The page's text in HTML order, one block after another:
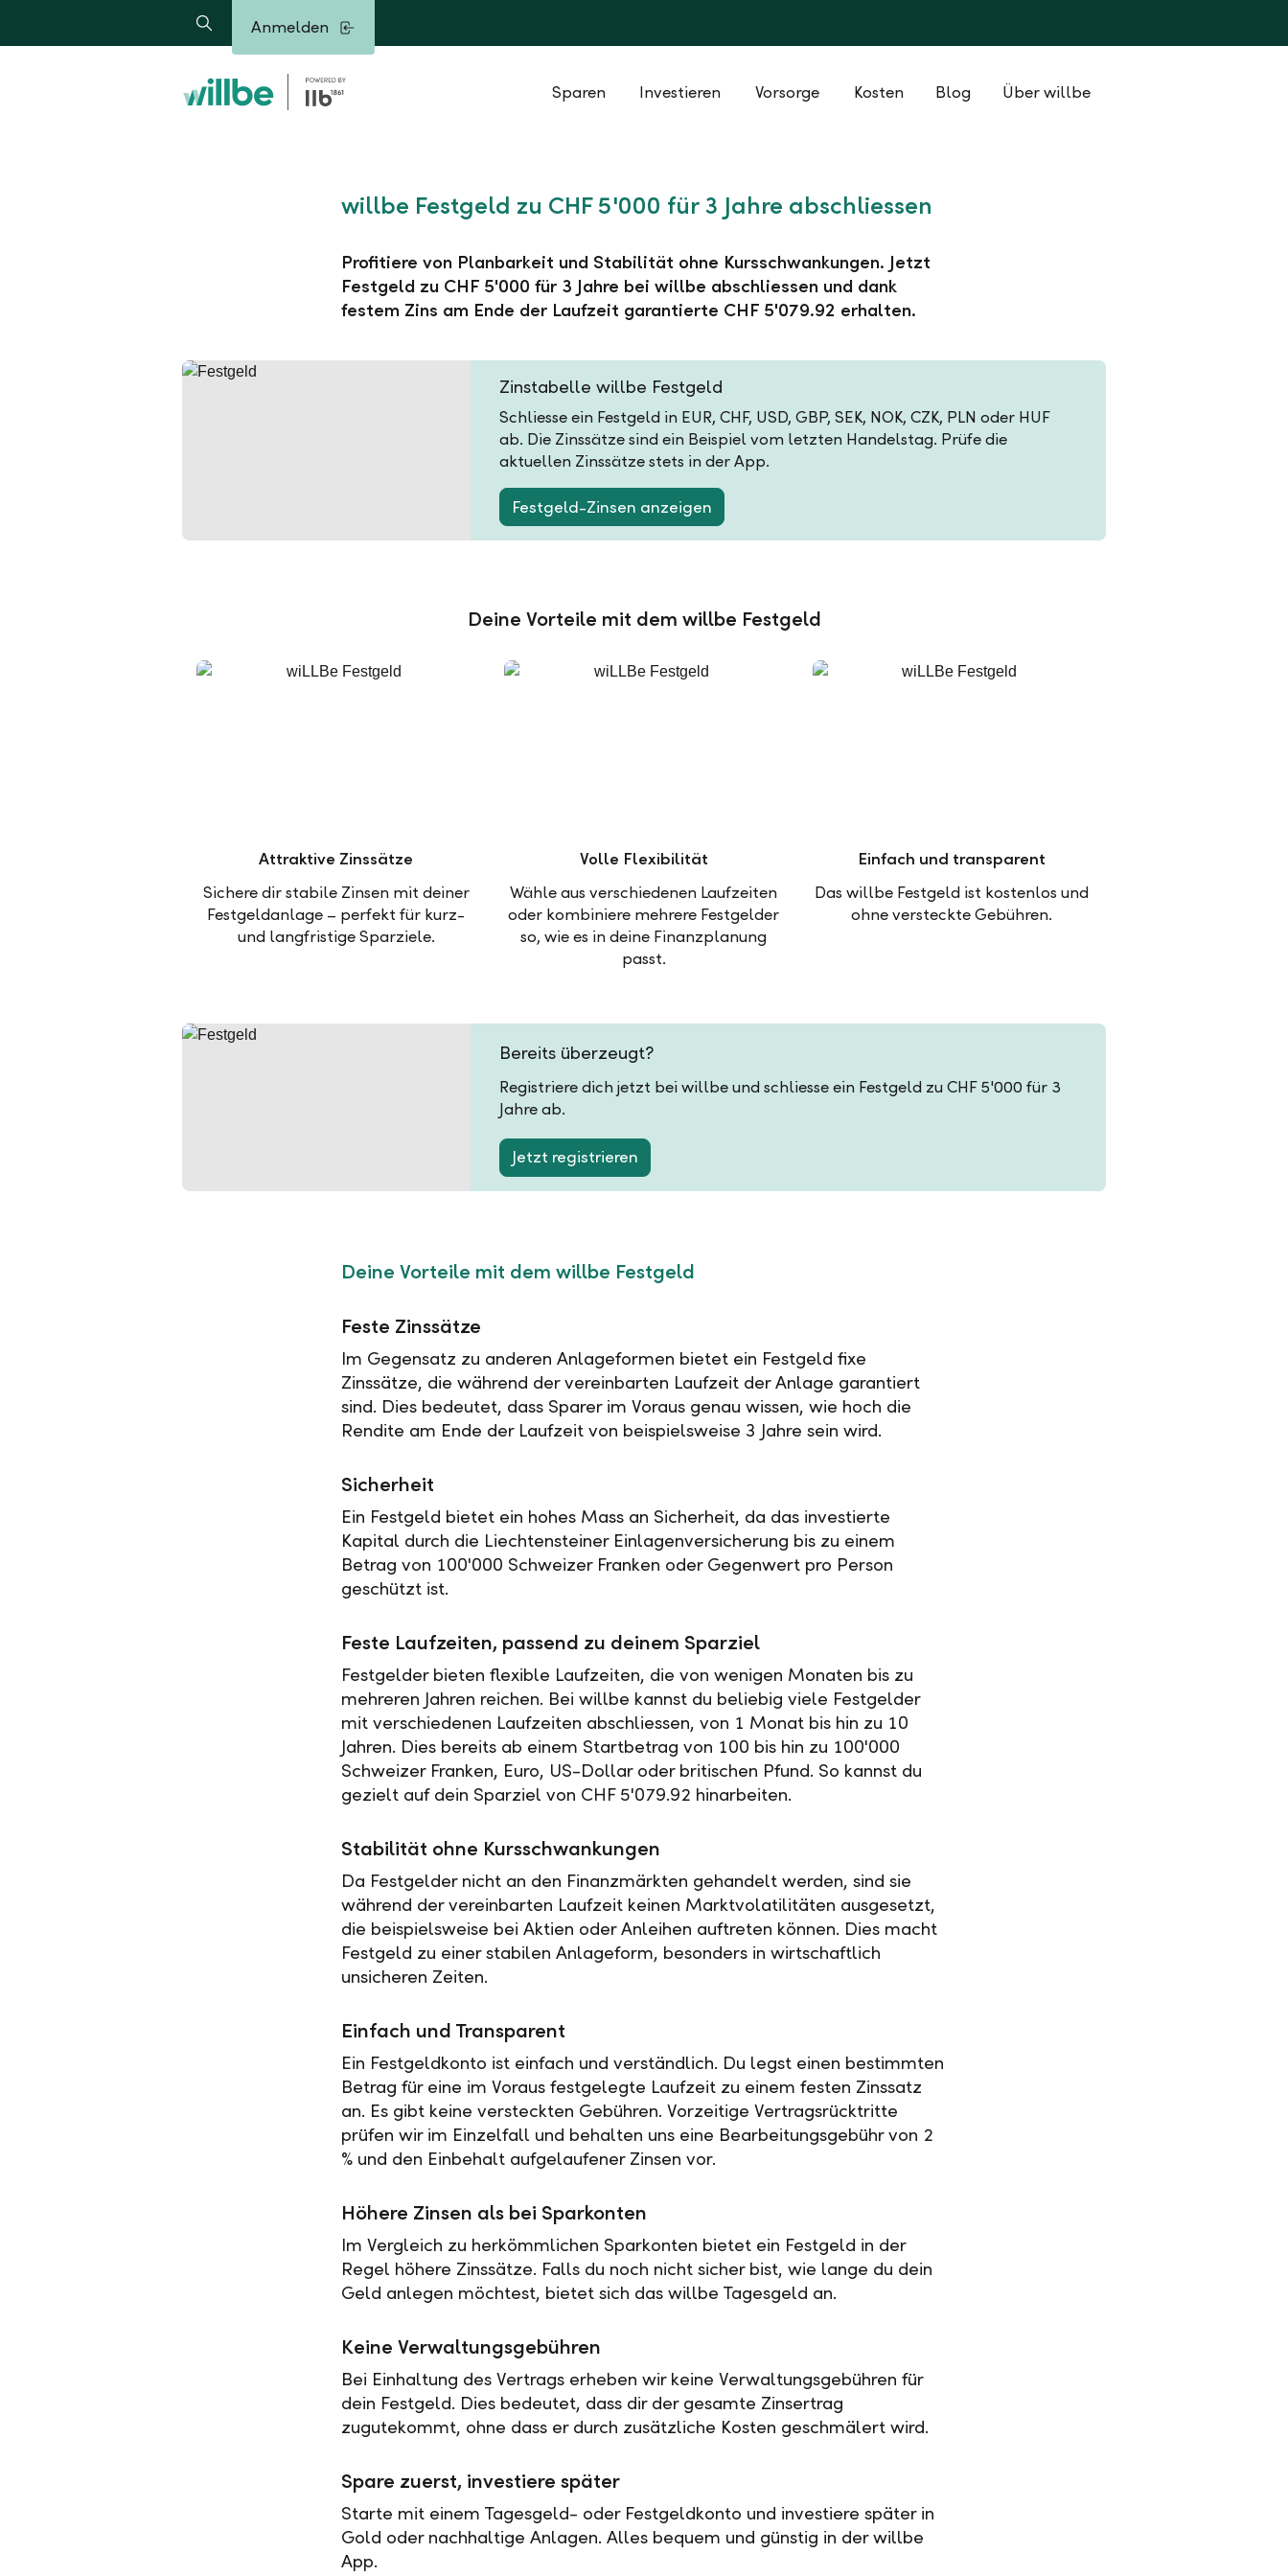
Suche Anmelden
Sparen Investieren Vorsorge Kosten Blog Über willbe
willbe Festgeld zu CHF 5'000 für 3 Jahre abschliessen
Profitiere von Planbarkeit und Stabilität ohne Kursschwankungen. Jetzt
Festgeld zu CHF 5'000 für 3 Jahre bei willbe abschliessen und dank
festem Zins am Ende der Laufzeit garantierte CHF 5'079.92 erhalten.
Zinstabelle willbe Festgeld
Schliesse ein Festgeld in EUR, CHF, USD, GBP, SEK, NOK, CZK, PLN oder HUF
ab. Die Zinssätze sind ein Beispiel vom letzten Handelstag. Prüfe die
aktuellen Zinssätze stets in der App.
Festgeld-Zinsen anzeigen
Deine Vorteile mit dem willbe Festgeld
Attraktive Zinssätze
Sichere dir stabile Zinsen mit deiner
Festgeldanlage – perfekt für kurz-
und langfristige Sparziele.
Volle Flexibilität
Wähle aus verschiedenen Laufzeiten
oder kombiniere mehrere Festgelder
so, wie es in deine Finanzplanung
passt.
Einfach und transparent
Das willbe Festgeld ist kostenlos und
ohne versteckte Gebühren.
Bereits überzeugt?
Registriere dich jetzt bei willbe und schliesse ein Festgeld zu CHF 5'000 für 3
Jahre ab.
Jetzt registrieren
Deine Vorteile mit dem willbe Festgeld
Feste Zinssätze
Im Gegensatz zu anderen Anlageformen bietet ein Festgeld fixe
Zinssätze, die während der vereinbarten Laufzeit der Anlage garantiert
sind. Dies bedeutet, dass Sparer im Voraus genau wissen, wie hoch die
Rendite am Ende der Laufzeit von beispielsweise 3 Jahre sein wird.
Sicherheit
Ein Festgeld bietet ein hohes Mass an Sicherheit, da das investierte
Kapital durch die Liechtensteiner Einlagenversicherung bis zu einem
Betrag von 100'000 Schweizer Franken oder Gegenwert pro Person
geschützt ist.
Feste Laufzeiten, passend zu deinem Sparziel
Festgelder bieten flexible Laufzeiten, die von wenigen Monaten bis zu
mehreren Jahren reichen. Bei willbe kannst du beliebig viele Festgelder
mit verschiedenen Laufzeiten abschliessen, von 1 Monat bis hin zu 10
Jahren. Dies bereits ab einem Startbetrag von 100 bis hin zu 100'000
Schweizer Franken, Euro, US-Dollar oder britischen Pfund. So kannst du
gezielt auf dein Sparziel von CHF 5'079.92 hinarbeiten.
Stabilität ohne Kursschwankungen
Da Festgelder nicht an den Finanzmärkten gehandelt werden, sind sie
während der vereinbarten Laufzeit keinen Marktvolatilitäten ausgesetzt,
die beispielsweise bei Aktien oder Anleihen auftreten können. Dies macht
Festgeld zu einer stabilen Anlageform, besonders in wirtschaftlich
unsicheren Zeiten.
Einfach und Transparent
Ein Festgeldkonto ist einfach und verständlich. Du legst einen bestimmten
Betrag für eine im Voraus festgelegte Laufzeit zu einem festen Zinssatz
an. Es gibt keine versteckten Gebühren. Vorzeitige Vertragsrücktritte
prüfen wir im Einzelfall und behalten uns eine Bearbeitungsgebühr von 2
% und den Einbehalt aufgelaufener Zinsen vor.
Höhere Zinsen als bei Sparkonten
Im Vergleich zu herkömmlichen Sparkonten bietet ein Festgeld in der
Regel höhere Zinssätze. Falls du noch nicht sicher bist, wie lange du dein
Geld anlegen möchtest, bietet sich das willbe Tagesgeld an.
Keine Verwaltungsgebühren
Bei Einhaltung des Vertrags erheben wir keine Verwaltungsgebühren für
dein Festgeld. Dies bedeutet, dass dir der gesamte Zinsertrag
zugutekommt, ohne dass er durch zusätzliche Kosten geschmälert wird.
Spare zuerst, investiere später
Starte mit einem Tagesgeld- oder Festgeldkonto und investiere später in
Gold oder nachhaltige Anlagen. Alles bequem und günstig in der willbe
App.